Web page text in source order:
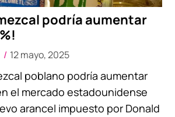
podría aumentar
12 mayo, 2025
poblano podría aumentar
el mercado estadounidense
arancel impuesto por Donald